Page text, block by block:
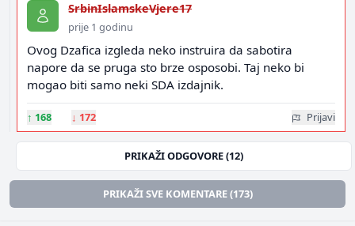
SrbinIslamskeVjere17
prije 1 godinu
Ovog Dzafica izgleda neko instruira da sabotira
napore da se pruga sto brze osposobi. Taj neko bi
mogao biti samo neki SDA izdajnik.
↑ 168 ↓ 172 Prijavi
PRIKAŽI ODGOVORE (12)
PRIKAŽI SVE KOMENTARE (173)